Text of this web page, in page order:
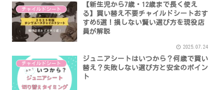
チャイルドシート
【新生児から7歳・12歳まで長く使え
る】買い替え不要チャイルドシートおす
すめ5選！損しない賢い選び方を現役店
員が解説
2025.07.24
チャイルドシート
ジュニアシートはいつから？何歳で買い
替え？失敗しない選び方と安全のポイン
ト